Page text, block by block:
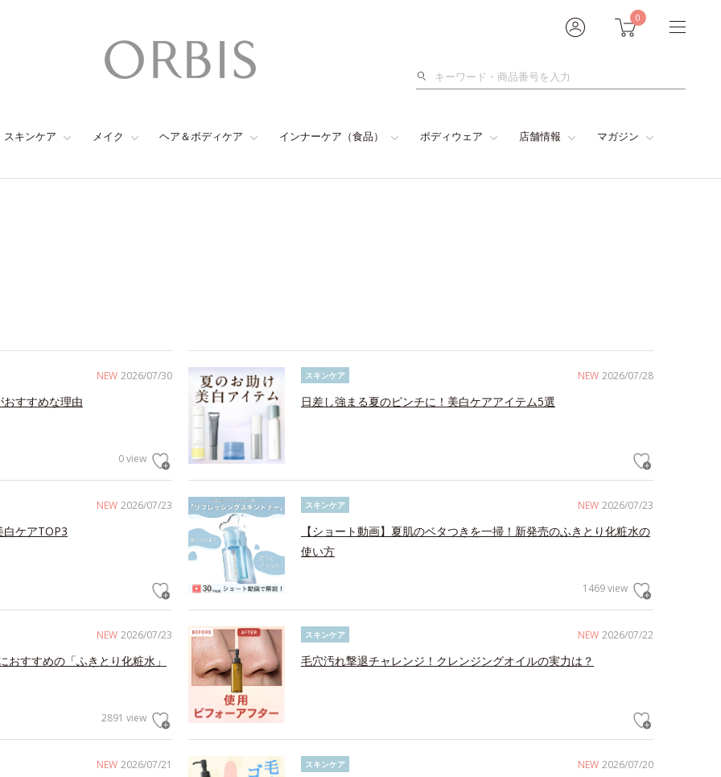
0
検
スキンケア メイク ヘア＆ボディケア インナーケア（食品） ボディウェア 店舗情報 マガジン
NEW 2026/07/30
すすめな理由
0 view
NEW 2026/07/28
スキンケア
日差し強まる夏のピンチに！美白ケアアイテム5選
NEW 2026/07/23
ケアTOP3
NEW 2026/07/23
スキンケア
【ショート動画】夏肌のベタつきを一掃！新発売のふきとり化粧水の
使い方
1469 view
NEW 2026/07/23
すすめの「ふきとり化粧水」
2891 view
NEW 2026/07/22
スキンケア
毛穴汚れ撃退チャレンジ！クレンジングオイルの実力は？
NEW 2026/07/21 NEW 2026/07/20
スキンケア